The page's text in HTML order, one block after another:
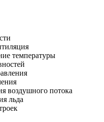
температуры
воздушного потока
льда